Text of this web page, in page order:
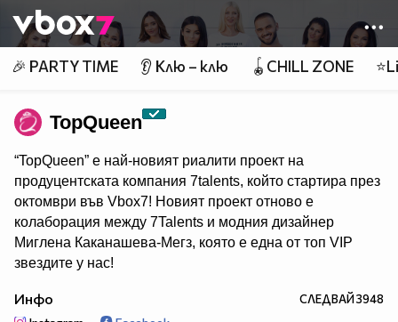
👾
🎉 PARTY TIME 👂 Клю – клю 🪀CHILL ZONE
TopQuеen
“TopQueen” e най-новият риалити проект на
продуцентската компания 7talents, който стартира през
октомври във Vbox7! Новият проект отново е
колаборация между 7Talents и модния дизайнер
Миглена Каканашева-Мегз, която е една от топ VIP
звездите у нас!
Инфо СЛЕДВАЙ3948